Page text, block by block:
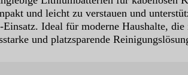
und leicht zu verstauen und
Einsatz. Ideal für moderne Haushalte,
und platzsparende